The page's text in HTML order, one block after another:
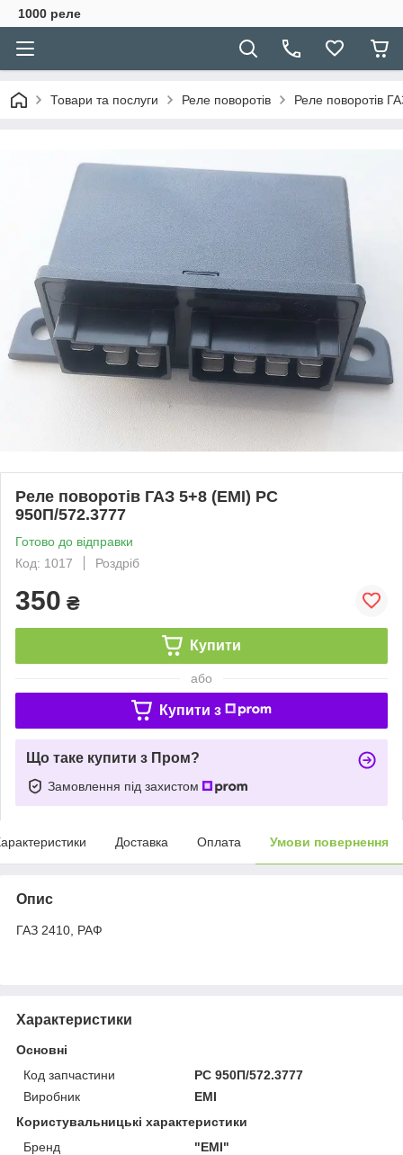
1000 реле
Товари та послуги Реле поворотів Реле поворотів
Реле поворотів ГАЗ 5+8 (ЕМІ) РС
950П/572.3777
Готово до відправки
Код: 1017
Роздріб
350 ₴
Купити
або
Купити з
Що таке купити з Пром?
Замовлення під захистом
Доставка Оплата Умови повернення
Опис
ГАЗ 2410, РАФ
Характеристики
Основні
Код запчастини
РС 950П/572.3777
Виробник
ЕМІ
Користувальницькі характеристики
Бренд
"ЕMІ"